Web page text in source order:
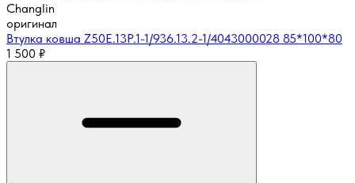
Changlin
оригинал
Втулка ковша Z50E.13P.1-1/936.13.2-1/4043000028 85*100*80
1 500 ₽